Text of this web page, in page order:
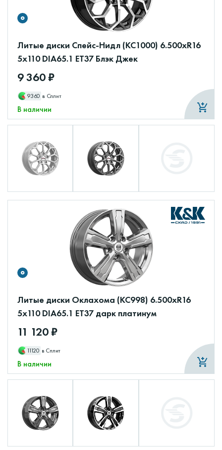
Литые диски Спейс-Нидл (КС1000) 6.500xR16
5x110 DIA65.1 ET37 Блэк Джек
9 360 ₽
9360 в Сплит
В наличии
Литые диски Оклахома (КС998) 6.500xR16
5x110 DIA65.1 ET37 дарк платинум
11 120 ₽
11120 в Сплит
В наличии